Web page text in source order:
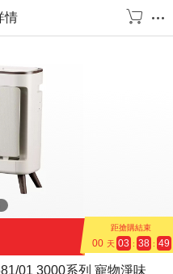
情
距搶購結束
00 天 03 : 38 : 49
01 3000系列 寵物淨味